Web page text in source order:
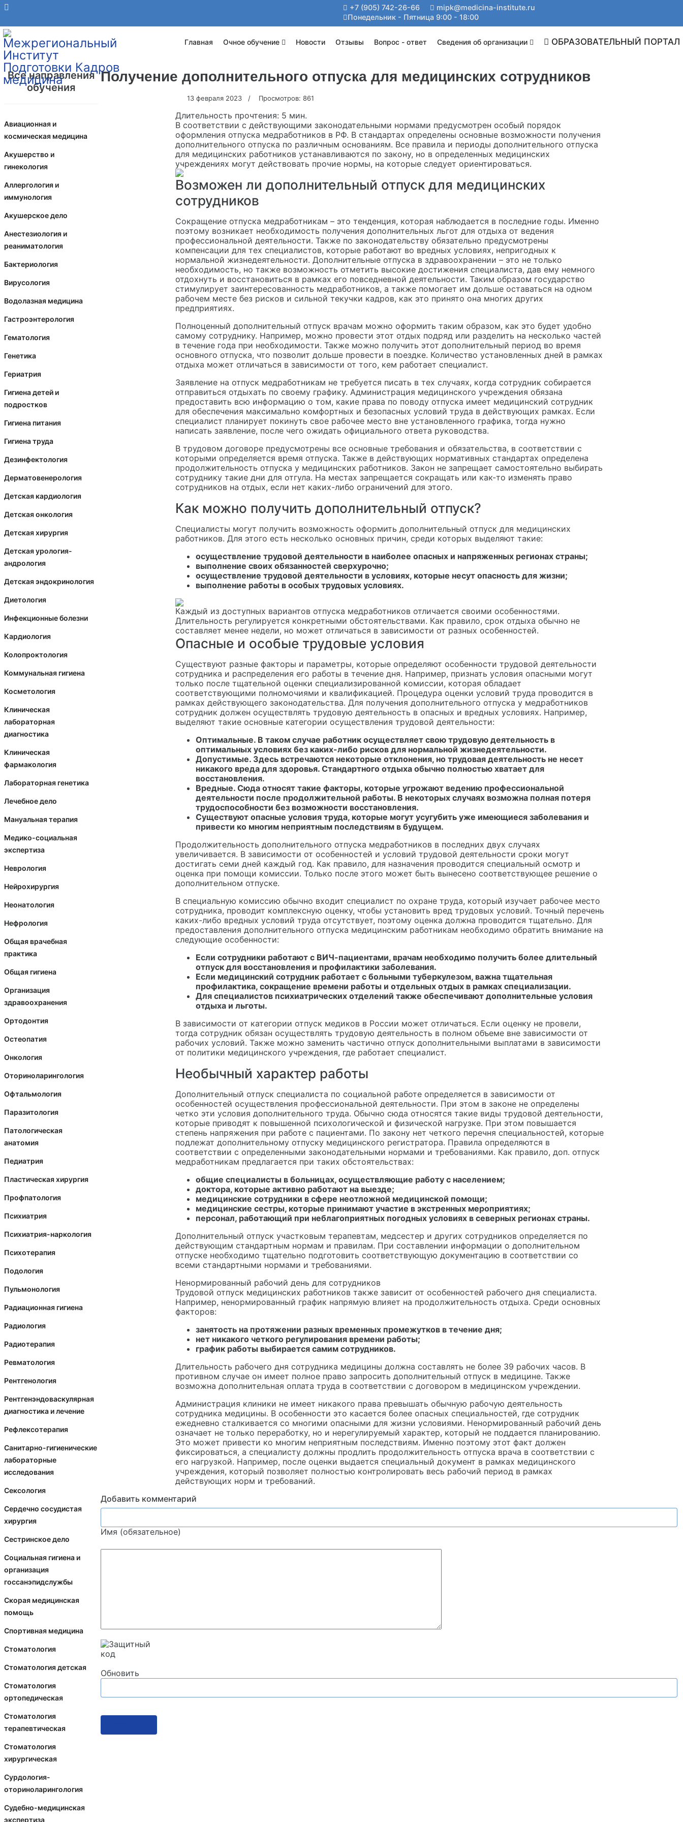
+7 (905) 742-26-66
mipk@medicina-institute.ru
Понедельник - Пятница 9:00 - 18:00
Главная Очное обучение Новости Отзывы Вопрос - ответ Сведения об организации ОБРАЗОВАТЕЛЬНЫЙ ПОРТАЛ
Все направления
обучения
Авиационная и
космическая медицина
Акушерство и
гинекология
Аллергология и
иммунология
Акушерское дело
Анестезиология и
реаниматология
Бактериология
Вирусология
Водолазная медицина
Гастроэнтерология
Гематология
Генетика
Гериатрия
Гигиена детей и
подростков
Гигиена питания
Гигиена труда
Дезинфектология
Дерматовенерология
Детская кардиология
Детская онкология
Детская хирургия
Детская урология-
андрология
Детская эндокринология
Диетология
Инфекционные болезни
Кардиология
Колопроктология
Коммунальная гигиена
Косметология
Клиническая
лабораторная
диагностика
Клиническая
фармакология
Лабораторная генетика
Лечебное дело
Мануальная терапия
Медико-социальная
экспертиза
Неврология
Нейрохирургия
Неонатология
Нефрология
Общая врачебная
практика
Общая гигиена
Организация
здравоохранения
Ортодонтия
Остеопатия
Онкология
Оториноларингология
Офтальмология
Паразитология
Патологическая
анатомия
Педиатрия
Пластическая хирургия
Профпатология
Психиатрия
Психиатрия-наркология
Психотерапия
Подология
Пульмонология
Радиационная гигиена
Радиология
Радиотерапия
Ревматология
Рентгенология
Рентгенэндоваскулярная
диагностика и лечение
Рефлексотерапия
Санитарно-гигиенические
лабораторные
исследования
Сексология
Сердечно сосудистая
хирургия
Сестринское дело
Социальная гигиена и
организация
госсанэпидслужбы
Скорая медицинская
помощь
Спортивная медицина
Стоматология
Стоматология детская
Стоматология
ортопедическая
Стоматология
терапевтическая
Стоматология
хирургическая
Сурдология-
оториноларингология
Судебно-медицинская
экспертиза
Получение дополнительного отпуска для медицинских сотрудников
13 февраля 2023 Просмотров: 861
Длительность прочтения: 5 мин.
В соответствии с действующими законодательными нормами предусмотрен особый порядок
оформления отпуска медработников в РФ. В стандартах определены основные возможности получения
дополнительного отпуска по различным основаниям. Все правила и периоды дополнительного отпуска
для медицинских работников устанавливаются по закону, но в определенных медицинских
учреждениях могут действовать прочие нормы, на которые следует ориентироваться.
Возможен ли дополнительный отпуск для медицинских
сотрудников
Сокращение отпуска медработникам – это тенденция, которая наблюдается в последние годы. Именно
поэтому возникает необходимость получения дополнительных льгот для отдыха от ведения
профессиональной деятельности. Также по законодательству обязательно предусмотрены
компенсации для тех специалистов, которые работают во вредных условиях, непригодных к
нормальной жизнедеятельности. Дополнительные отпуска в здравоохранении – это не только
необходимость, но также возможность отметить высокие достижения специалиста, дав ему немного
отдохнуть и восстановиться в рамках его повседневной деятельности. Таким образом государство
стимулирует заинтересованность медработников, а также помогает им дольше оставаться на одном
рабочем месте без рисков и сильной текучки кадров, как это принято она многих других
предприятиях.
Полноценный дополнительный отпуск врачам можно оформить таким образом, как это будет удобно
самому сотруднику. Например, можно провести этот отдых подряд или разделить на несколько частей
в течение года при необходимости. Также можно получить этот дополнительный период во время
основного отпуска, что позволит дольше провести в поездке. Количество установленных дней в рамках
отдыха может отличаться в зависимости от того, кем работает специалист.
Заявление на отпуск медработникам не требуется писать в тех случаях, когда сотрудник собирается
отправиться отдыхать по своему графику. Администрация медицинского учреждения обязана
предоставить всю информацию о том, какие права по поводу отпуска имеет медицинский сотрудник
для обеспечения максимально комфортных и безопасных условий труда в действующих рамках. Если
специалист планирует покинуть свое рабочее место вне установленного графика, тогда нужно
написать заявление, после чего ожидать официального ответа руководства.
В трудовом договоре предусмотрены все основные требования и обязательства, в соответствии с
которыми определяется время отпуска. Также в действующих нормативных стандартах определена
продолжительность отпуска у медицинских работников. Закон не запрещает самостоятельно выбирать
сотруднику такие дни для отгула. На местах запрещается сокращать или как-то изменять право
сотрудников на отдых, если нет каких-либо ограничений для этого.
Как можно получить дополнительный отпуск?
Специалисты могут получить возможность оформить дополнительный отпуск для медицинских
работников. Для этого есть несколько основных причин, среди которых выделяют такие:
осуществление трудовой деятельности в наиболее опасных и напряженных регионах страны;
выполнение своих обязанностей сверхурочно;
осуществление трудовой деятельности в условиях, которые несут опасность для жизни;
выполнение работы в особых трудовых условиях.
Каждый из доступных вариантов отпуска медработников отличается своими особенностями.
Длительность регулируется конкретными обстоятельствами. Как правило, срок отдыха обычно не
составляет менее недели, но может отличаться в зависимости от разных особенностей.
Опасные и особые трудовые условия
Существуют разные факторы и параметры, которые определяют особенности трудовой деятельности
сотрудника и распределения его работы в течение дня. Например, признать условия опасными могут
только после тщательной оценки специализированной комиссии, которая обладает
соответствующими полномочиями и квалификацией. Процедура оценки условий труда проводится в
рамках действующего законодательства. Для получения дополнительного отпуска у медработников
сотрудник должен осуществлять трудовую деятельность в опасных и вредных условиях. Например,
выделяют такие основные категории осуществления трудовой деятельности:
Оптимальные. В таком случае работник осуществляет свою трудовую деятельность в
оптимальных условиях без каких-либо рисков для нормальной жизнедеятельности.
Допустимые. Здесь встречаются некоторые отклонения, но трудовая деятельность не несет
никакого вреда для здоровья. Стандартного отдыха обычно полностью хватает для
восстановления.
Вредные. Сюда относят такие факторы, которые угрожают ведению профессиональной
деятельности после продолжительной работы. В некоторых случаях возможна полная потеря
трудоспособности без возможности восстановления.
Существуют опасные условия труда, которые могут усугубить уже имеющиеся заболевания и
привести ко многим неприятным последствиям в будущем.
Продолжительность дополнительного отпуска медработников в последних двух случаях
увеличивается. В зависимости от особенностей и условий трудовой деятельности сроки могут
достигать семи дней каждый год. Как правило, для назначения проводится специальный осмотр и
оценка при помощи комиссии. Только после этого может быть вынесено соответствующее решение о
дополнительном отпуске.
В специальную комиссию обычно входит специалист по охране труда, который изучает рабочее место
сотрудника, проводит комплексную оценку, чтобы установить вред трудовых условий. Точный перечень
каких-либо вредных условий труда отсутствует, поэтому оценка должна проводится тщательно. Для
предоставления дополнительного отпуска медицинским работникам необходимо обратить внимание на
следующие особенности:
Если сотрудники работают с ВИЧ-пациентами, врачам необходимо получить более длительный
отпуск для восстановления и профилактики заболевания.
Если медицинский сотрудник работает с больными туберкулезом, важна тщательная
профилактика, сокращение времени работы и отдельных отдых в рамках специализации.
Для специалистов психиатрических отделений также обеспечивают дополнительные условия
отдыха и льготы.
В зависимости от категории отпуск медиков в России может отличаться. Если оценку не провели,
тогда сотрудник обязан осуществлять трудовую деятельность в полном объеме вне зависимости от
рабочих условий. Также можно заменить частично отпуск дополнительными выплатами в зависимости
от политики медицинского учреждения, где работает специалист.
Необычный характер работы
Дополнительный отпуск специалиста по социальной работе определяется в зависимости от
особенностей осуществления профессиональной деятельности. При этом в законе не определены
четко эти условия дополнительного труда. Обычно сюда относятся такие виды трудовой деятельности,
которые приводят к повышенной психологической и физической нагрузке. При этом повышается
степень напряжения при работе с пациентами. По закону нет четкого перечня специальностей, которые
подлежат дополнительному отпуску медицинского регистратора. Правила определяются в
соответствии с определенными законодательными нормами и требованиями. Как правило, доп. отпуск
медработникам предлагается при таких обстоятельствах:
общие специалисты в больницах, осуществляющие работу с населением;
доктора, которые активно работают на выезде;
медицинские сотрудники в сфере неотложной медицинской помощи;
медицинские сестры, которые принимают участие в экстренных мероприятиях;
персонал, работающий при неблагоприятных погодных условиях в северных регионах страны.
Дополнительный отпуск участковым терапевтам, медсестер и других сотрудников определяется по
действующим стандартным нормам и правилам. При составлении информации о дополнительном
отпуске необходимо тщательно подготовить соответствующую документацию в соответствии со
всеми стандартными нормами и требованиями.
Ненормированный рабочий день для сотрудников
Трудовой отпуск медицинских работников также зависит от особенностей рабочего дня специалиста.
Например, ненормированный график напрямую влияет на продолжительность отдыха. Среди основных
факторов:
занятость на протяжении разных временных промежутков в течение дня;
нет никакого четкого регулирования времени работы;
график работы выбирается самим сотрудников.
Длительность рабочего дня сотрудника медицины должна составлять не более 39 рабочих часов. В
противном случае он имеет полное право запросить дополнительный отпуск в медицине. Также
возможна дополнительная оплата труда в соответствии с договором в медицинском учреждении.
Администрация клиники не имеет никакого права превышать обычную рабочую деятельность
сотрудника медицины. В особенности это касается более опасных специальностей, где сотрудник
ежедневно сталкивается со многими опасными для жизни условиями. Ненормированный рабочий день
означает не только переработку, но и нерегулируемый характер, который не поддается планированию.
Это может привести ко многим неприятным последствиям. Именно поэтому этот факт должен
фиксироваться, а специалисту должны продлить продолжительность отпуска врача в соответствии с
его нагрузкой. Например, после оценки выдается специальный документ в рамках медицинского
учреждения, который позволяет полностью контролировать весь рабочий период в рамках
действующих норм и требований.
Добавить комментарий
Имя (обязательное)
Обновить